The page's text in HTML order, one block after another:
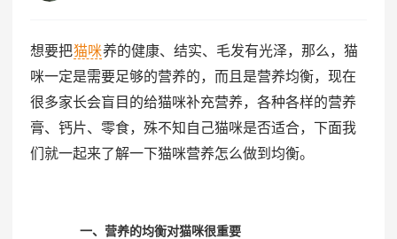
想要把猫咪养的健康、结实、毛发有光泽，那么，猫
咪一定是需要足够的营养的，而且是营养均衡，现在
很多家长会盲目的给猫咪补充营养，各种各样的营养
膏、钙片、零食，殊不知自己猫咪是否适合，下面我
们就一起来了解一下猫咪营养怎么做到均衡。
一、营养的均衡对猫咪很重要